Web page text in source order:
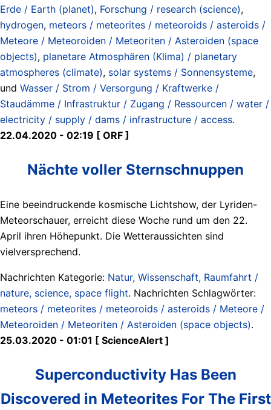
Erde / Earth (planet), Forschung / research (science),
hydrogen, meteors / meteorites / meteoroids / asteroids /
Meteore / Meteoroiden / Meteoriten / Asteroiden (space
objects), planetare Atmosphären (Klima) / planetary
atmospheres (climate), solar systems / Sonnensysteme,
und Wasser / Strom / Versorgung / Kraftwerke /
Staudämme / Infrastruktur / Zugang / Ressourcen / water /
electricity / supply / dams / infrastructure / access.
22.04.2020 - 02:19 [ ORF ]
Nächte voller Sternschnuppen
Eine beeindruckende kosmische Lichtshow, der Lyriden-
Meteorschauer, erreicht diese Woche rund um den 22.
April ihren Höhepunkt. Die Wetteraussichten sind
vielversprechend.
Nachrichten Kategorie: Natur, Wissenschaft, Raumfahrt /
nature, science, space flight. Nachrichten Schlagwörter:
meteors / meteorites / meteoroids / asteroids / Meteore /
Meteoroiden / Meteoriten / Asteroiden (space objects).
25.03.2020 - 01:01 [ ScienceAlert ]
Superconductivity Has Been
Discovered in Meteorites For The First